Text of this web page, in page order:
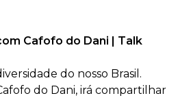
Cafofo do Dani | Talk
do nosso Brasil.
do Dani, irá compartilhar